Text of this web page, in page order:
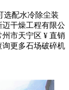
选配水冷除尘装
干燥工程有限公
市天宁区 ¥ 直销
询更多石场破碎机